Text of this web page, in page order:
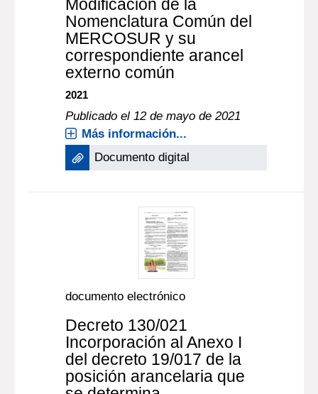
Modificación de la
Nomenclatura Común del
MERCOSUR y su
correspondiente arancel
externo común
2021
Publicado el 12 de mayo de 2021
Más información...
Documento digital
documento electrónico
Decreto 130/021
Incorporación al Anexo I
del decreto 19/017 de la
posición arancelaria que